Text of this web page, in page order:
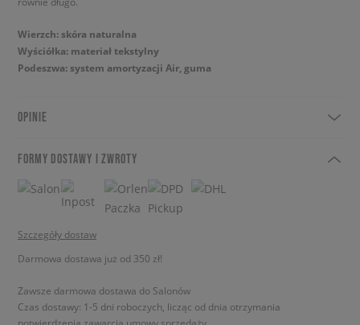
Wierzch: skóra naturalna
Wyściółka: materiał tekstylny
Podeszwa: system amortyzacji Air, guma
OPINIE
FORMY DOSTAWY I ZWROTY
Szczegóły dostaw
Darmowa dostawa już od 350 zł!
Zawsze darmowa dostawa do Salonów
Czas dostawy: 1-5 dni roboczych, licząc od dnia otrzymania